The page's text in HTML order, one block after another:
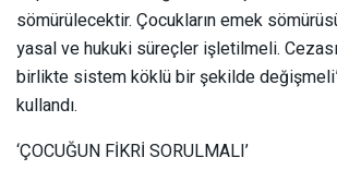
sömürülecektir. Çocukların emek
yasal ve hukuki süreçler işletilmeli.
birlikte sistem köklü bir şekilde
kullandı.
‘ÇOCUĞUN FİKRİ SORULMALI’